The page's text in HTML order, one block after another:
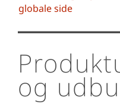
globale side
og